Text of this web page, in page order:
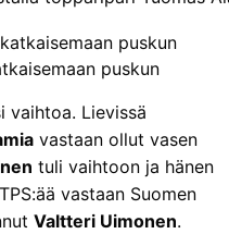
puskun
vaihtoa. Lievissä
vastaan ollut vasen
tuli vaihtoon ja hänen
vastaan Suomen
Valtteri Uimonen.